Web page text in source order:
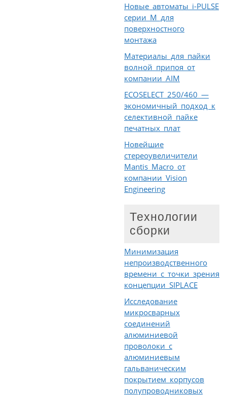
Новые автоматы i-PULSE
серии М для
поверхностного
монтажа
Материалы для пайки
волной припоя от
компании AIM
ECOSELECT 250/460 —
экономичный подход к
селективной пайке
печатных плат
Новейшие
стереоувеличители
Mantis Macro от
компании Vision
Engineering
Технологии
сборки
Минимизация
непроизводственного
времени с точки зрения
концепции SIPLACE
Исследование
микросварных
соединений
алюминиевой
проволоки с
алюминиевым
гальваническим
покрытием корпусов
полупроводниковых